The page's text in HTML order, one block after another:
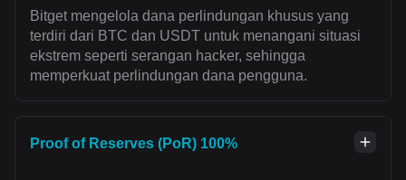
Bitget mengelola dana perlindungan khusus yang
terdiri dari BTC dan USDT untuk menangani situasi
ekstrem seperti serangan hacker, sehingga
memperkuat perlindungan dana pengguna.
Proof of Reserves (PoR) 100%